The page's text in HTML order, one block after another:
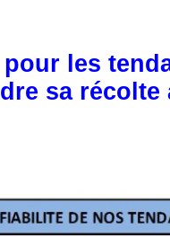
les
sa récolte